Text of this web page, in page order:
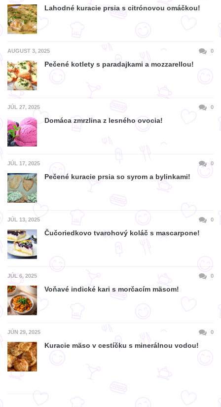
Lahodné kuracie prsia s citrónovou omáčkou!
AUGUST 3, 2025 0
Pečené kotlety s paradajkami a mozzarellou!
JÚL 27, 2025 0
Domáca zmrzlina z lesného ovocia!
JÚL 17, 2025 0
Pečené kuracie prsia so syrom a bylinkami!
JÚL 13, 2025 0
Čučoriedkovo tvarohový koláč s mascarpone!
JÚL 6, 2025 0
Voňavé indické kari s morčacím mäsom!
JÚN 29, 2025 0
Kuracie mäso v cestíčku s minerálnou vodou!